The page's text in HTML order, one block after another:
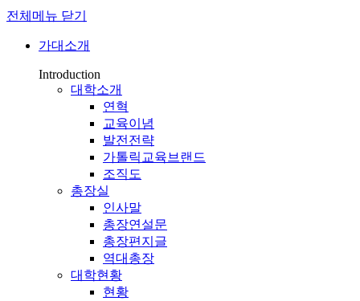
전체메뉴 닫기
가대소개
Introduction
대학소개
연혁
교육이념
발전전략
가톨릭교육브랜드
조직도
총장실
인사말
총장연설문
총장편지글
역대총장
대학현황
현황